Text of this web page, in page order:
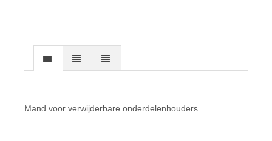
Mand voor verwijderbare onderdelenhouders